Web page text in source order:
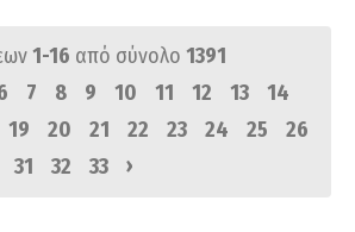
1-16 από σύνολο 1391
7 8 9 10 11 12 13
14
19 20 21 22 23 24 25
26
31 32 33 ›